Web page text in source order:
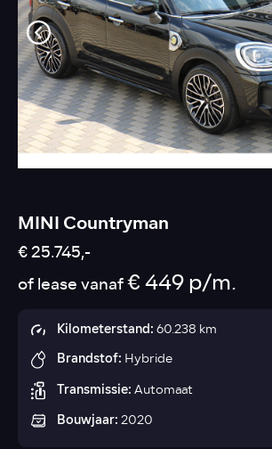
MINI Countryman
€ 25.745,-
of lease vanaf€ 449 p/m.
Kilometerstand:60.238 km
Brandstof: Hybride
Transmissie:Automaat
Bouwjaar:2020